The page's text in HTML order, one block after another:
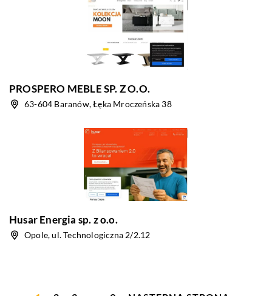
PROSPERO MEBLE SP. Z O.O.
63-604 Baranów, Łęka Mroczeńska 38
Husar Energia sp. z o.o.
Opole, ul. Technologiczna 2/2.12